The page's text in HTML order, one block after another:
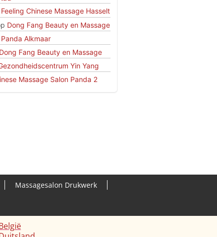
Feeling Chinese Massage Hasselt
Dong Fang Beauty en Massage
Panda Alkmaar
Dong Fang Beauty en Massage
Yin Yang
Massage Salon Panda 2
Massagesalon Drukwerk